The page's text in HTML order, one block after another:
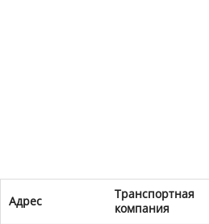
Адрес
Транспортная
компания